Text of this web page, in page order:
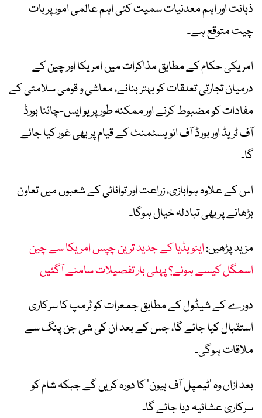
ذہانت اور اہم معدنیات سمیت کئی اہم عالمی امور پر بات
چیت متوقع ہے۔
امریکی حکام کے مطابق مذاکرات میں امریکا اور چین کے
درمیان تجارتی تعلقات کو بہتر بنانے، معاشی و قومی سلامتی کے
مفادات کو مضبوط کرنے اور ممکنہ طور پر یو ایس-چائنا بورڈ
آف ٹریڈ اور بورڈ آف انویسٹمنٹ کے قیام پر بھی غور کیا جائے
گا۔
اس کے علاوہ ہوابازی، زراعت اور توانائی کے شعبوں میں تعاون
بڑھانے پر بھی تبادلہ خیال ہوگا۔
مزید پڑھیں:اینویڈیا کے جدید ترین چپس امریکا سے چین
اسمگل کیسے ہوئے؟ پہلی بار تفصیلات سامنے آگئیں
دورے کے شیڈول کے مطابق جمعرات کو ٹرمپ کا سرکاری
استقبال کیا جائے گا، جس کے بعد ان کی شی جن پنگ سے
ملاقات ہوگی۔
بعد ازاں وہ ’ٹیمپل آف ہیون‘ کا دورہ کریں گے جبکہ شام کو
سرکاری عشائیہ دیا جائے گا۔